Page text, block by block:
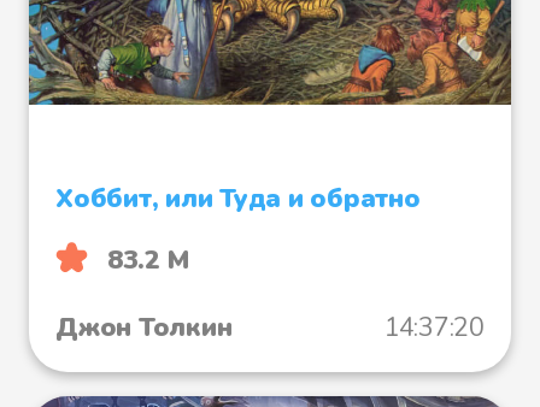
Файл 30
Файл 31
Хоббит, или Туда и обратно
83.2 М
Джон Толкин
14:37:20